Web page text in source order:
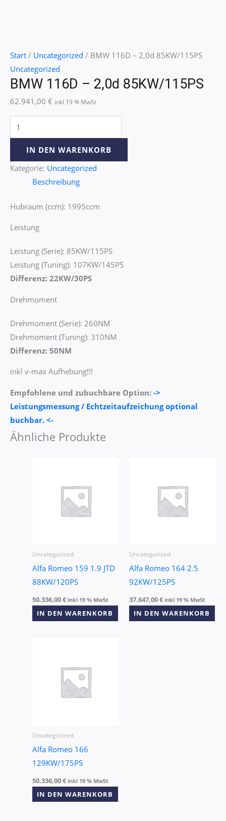
Start / Uncategorized / BMW 116D – 2,0d 85KW/115PS
Uncategorized
BMW 116D – 2,0d 85KW/115PS
62.941,00 € inkl 19 % MwSt
IN DEN WARENKORB
Kategorie: Uncategorized
Beschreibung
Hubraum (ccm): 1995ccm
Leistung
Leistung (Serie): 85KW/115PS
Leistung (Tuning): 107KW/145PS
Differenz: 22KW/30PS
Drehmoment
Drehmoment (Serie): 260NM
Drehmoment (Tuning): 310NM
Differenz: 50NM
inkl v-max Aufhebung!!!
Empfohlene und zubuchbare Option: ->
Leistungsmessung / Echtzeitaufzeichung optional
buchbar. <-
Ähnliche Produkte
Uncategorized
Alfa Romeo 159 1.9 JTD
88KW/120PS
50.336,00€ inkl 19 % MwSt
IN DEN WARENKORB
Uncategorized
Alfa Romeo 164 2.5
92KW/125PS
37.647,00€ inkl 19 % MwSt
IN DEN WARENKORB
Uncategorized
Alfa Romeo 166
129KW/175PS
50.336,00€ inkl 19 % MwSt
IN DEN WARENKORB